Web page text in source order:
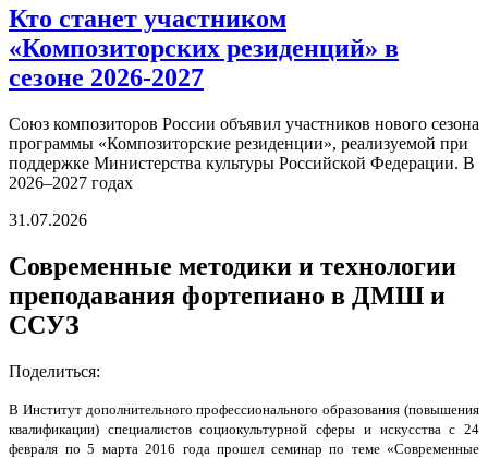
Кто станет участником
«Композиторских резиденций» в
сезоне 2026-2027
Союз композиторов России объявил участников нового сезона
программы «Композиторские резиденции», реализуемой при
поддержке Министерства культуры Российской Федерации. В
2026–2027 годах
31.07.2026
Современные методики и технологии
преподавания фортепиано в ДМШ и
ССУЗ
Поделиться:
В Институт дополнительного профессионального образования (повышения
квалификации) специалистов социокультурной сферы и искусства с 24
февраля по 5 марта 2016 года прошел семинар по теме «Современные